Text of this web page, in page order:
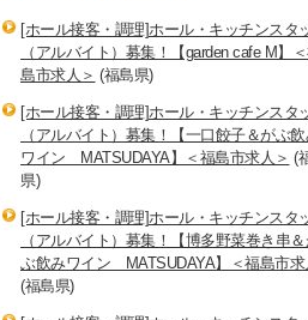
[ホール接客・調理]ホール・キッチンスタ
（アルバイト）募集！【garden cafe M】
島市求人＞ (福島県)
[ホール接客・調理]ホール・キッチンスタ
（アルバイト）募集！【一口餃子＆がぶ
ワイン MATSUDAYA】＜福島市求人＞ (
県)
[ホール接客・調理]ホール・キッチンスタ
（アルバイト）募集！【博多野菜巻き串
ぶ飲みワイン MATSUDAYA】＜福島市求
(福島県)